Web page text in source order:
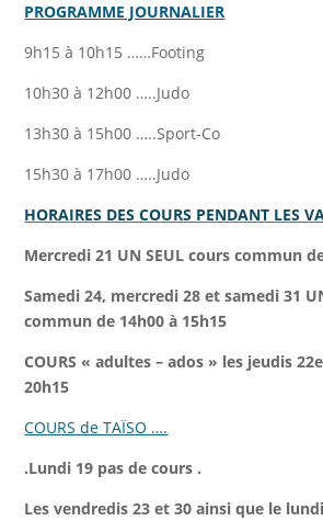
PROGRAMME JOURNALIER
9h15 à 10h15 ……Footing
10h30 à 12h00 …..Judo
13h30 à 15h00 …..Sport-Co
15h30 à 17h00 …..Judo
HORAIRES DES COURS PENDANT LES
Mercredi 21 UN SEUL cours commun
Samedi 24, mercredi 28 et samedi 31
commun de 14h00 à 15h15
COURS « adultes – ados » les jeudis
20h15
COURS de TAÏSO ….
.Lundi 19 pas de cours .
Les vendredis 23 et 30 ainsi que le